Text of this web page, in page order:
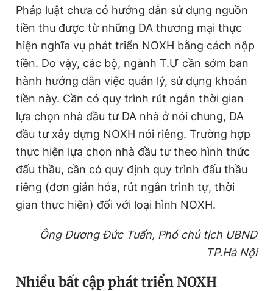
Pháp luật chưa có hướng dẫn sử dụng nguồn
tiền thu được từ những DA thương mại thực
hiện nghĩa vụ phát triển NOXH bằng cách nộp
tiền. Do vậy, các bộ, ngành T.Ư cần sớm ban
hành hướng dẫn việc quản lý, sử dụng khoản
tiền này. Cần có quy trình rút ngắn thời gian
lựa chọn nhà đầu tư DA nhà ở nói chung, DA
đầu tư xây dựng NOXH nói riêng. Trường hợp
thực hiện lựa chọn nhà đầu tư theo hình thức
đấu thầu, cần có quy định quy trình đấu thầu
riêng (đơn giản hóa, rút ngắn trình tự, thời
gian thực hiện) đối với loại hình NOXH.
Ông Dương Đức Tuấn, Phó chủ tịch UBND
TP.Hà Nội
Nhiều bất cập phát triển NOXH